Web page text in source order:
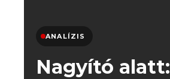
ANALÍZIS
Nagyító alatt: